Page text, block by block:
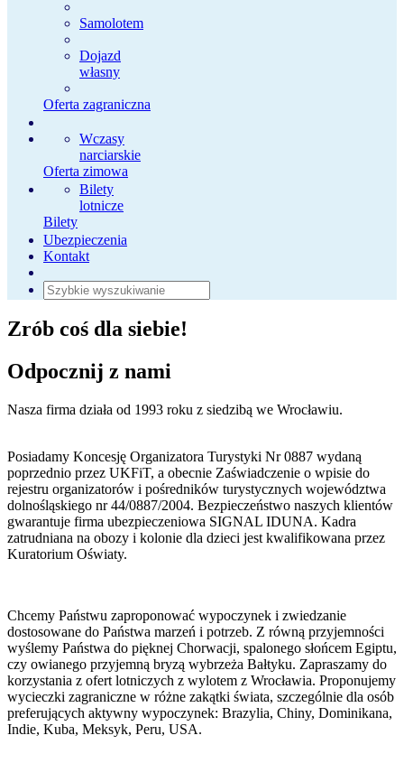
Samolotem
Dojazd
własny
Oferta zagraniczna
Wczasy
narciarskie
Oferta zimowa
Bilety
lotnicze
Bilety
Ubezpieczenia
Kontakt
Zrób coś dla siebie!
Odpocznij z nami
Nasza firma działa od 1993 roku z siedzibą we Wrocławiu.
Posiadamy Koncesję Organizatora Turystyki Nr 0887 wydaną
poprzednio przez UKFiT, a obecnie Zaświadczenie o wpisie do
rejestru organizatorów i pośredników turystycznych województwa
dolnośląskiego nr 44/0887/2004. Bezpieczeństwo naszych klientów
gwarantuje firma ubezpieczeniowa SIGNAL IDUNA. Kadra
zatrudniana na obozy i kolonie dla dzieci jest kwalifikowana przez
Kuratorium Oświaty.
Chcemy Państwu zaproponować wypoczynek i zwiedzanie
dostosowane do Państwa marzeń i potrzeb. Z równą przyjemności
wyślemy Państwa do pięknej Chorwacji, spalonego słońcem Egiptu,
czy owianego przyjemną bryzą wybrzeża Bałtyku. Zapraszamy do
korzystania z ofert lotniczych z wylotem z Wrocławia. Proponujemy
wycieczki zagraniczne w różne zakątki świata, szczególnie dla osób
preferujących aktywny wypoczynek: Brazylia, Chiny, Dominikana,
Indie, Kuba, Meksyk, Peru, USA.